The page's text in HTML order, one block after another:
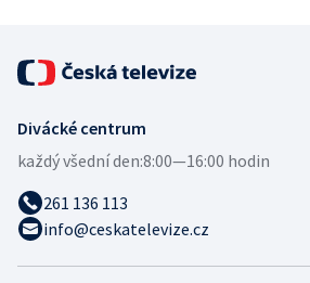
Divácké centrum
každý všední den:8:00—16:00 hodin
261 136 113
info@ceskatelevize.cz